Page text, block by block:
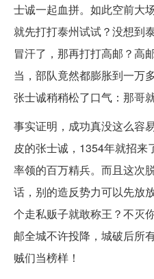
士诚一起血拼。如此空前大
就先打打泰州试试？没想到
冒汗了，那再打打高邮？高
当，部队竟然都膨胀到一万
张士诚稍稍松了口气：那哥
事实证明，成功真没这么容
皮的张士诚，1354年就招来
率领的百万精兵。而且这次
话，别的造反势力可以先放
个走私贩子就敢称王？不灭
邮全城不许投降，城破后所
贼们当榜样！